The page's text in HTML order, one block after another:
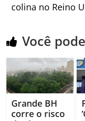
colina no Reino
Você
Grande BH
corre o risco